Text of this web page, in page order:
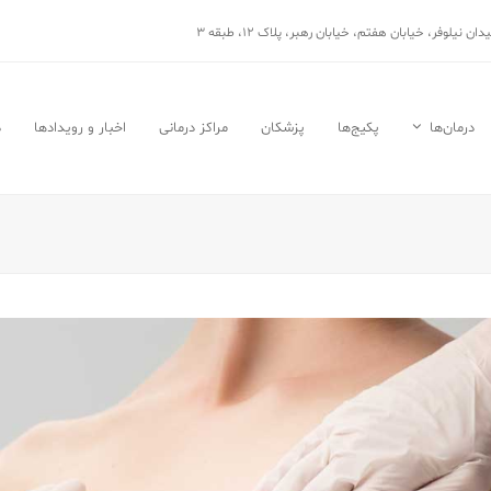
خیابان هفتم، خیابان رهبر، پلاک ۱۲، طبقه ۳
درمان‌ها پکیج‌ها پزشکان مراکز درمانی اخبار و رویدادها